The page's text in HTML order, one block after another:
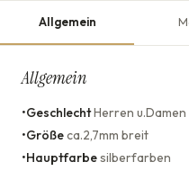
Allgemein
Allgemein
•GeschlechtHerren u.Damen
•Größeca.2,7mm breit
•Hauptfarbesilberfarben